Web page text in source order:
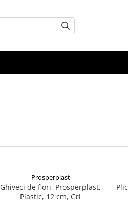
Prosperplast
Ghiveci de flori, Prosperplast,
Plastic, 12 cm, Gri